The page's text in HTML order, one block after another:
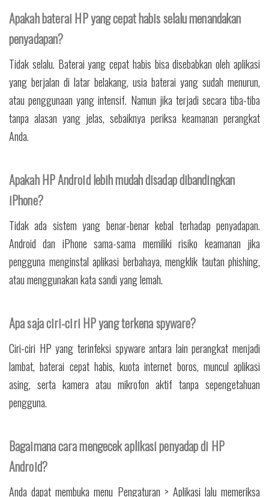
Apakah baterai HP yang cepat habis selalu menandakan
penyadapan?
Tidak selalu. Baterai yang cepat habis bisa disebabkan oleh aplikasi
yang berjalan di latar belakang, usia baterai yang sudah menurun,
atau penggunaan yang intensif. Namun jika terjadi secara tiba-tiba
tanpa alasan yang jelas, sebaiknya periksa keamanan perangkat
Anda.
Apakah HP Android lebih mudah disadap dibandingkan
iPhone?
Tidak ada sistem yang benar-benar kebal terhadap penyadapan.
Android dan iPhone sama-sama memiliki risiko keamanan jika
pengguna menginstal aplikasi berbahaya, mengklik tautan phishing,
atau menggunakan kata sandi yang lemah.
Apa saja ciri-ciri HP yang terkena spyware?
Ciri-ciri HP yang terinfeksi spyware antara lain perangkat menjadi
lambat, baterai cepat habis, kuota internet boros, muncul aplikasi
asing, serta kamera atau mikrofon aktif tanpa sepengetahuan
pengguna.
Bagaimana cara mengecek aplikasi penyadap di HP
Android?
Anda dapat membuka menu Pengaturan > Aplikasi lalu memeriksa